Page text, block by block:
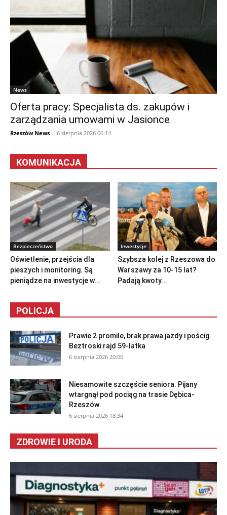
News
Oferta pracy: Specjalista ds. zakupów i
zarządzania umowami w Jasionce
Rzeszów News - 6 sierpnia 2026 06:14
KOMUNIKACJA
Bezpieczeństwo
Oświetlenie, przejścia dla
pieszych i monitoring. Są
pieniądze na inwestycje w...
Inwestycje
Szybsza kolej z Rzeszowa do
Warszawy za 10-15 lat?
Padają kwoty...
POLICJA
Prawie 2 promile, brak prawa jazdy i pościg.
Beztroski rajd 59-latka
6 sierpnia 2026 20:00
Niesamowite szczęście seniora. Pijany
wtargnął pod pociąg na trasie Dębica-
Rzeszów
6 sierpnia 2026 18:34
ZDROWIE I URODA